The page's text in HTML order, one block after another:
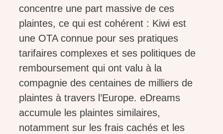
concentre une part massive de ces
plaintes, ce qui est cohérent : Kiwi est
une OTA connue pour ses pratiques
tarifaires complexes et ses politiques de
remboursement qui ont valu à la
compagnie des centaines de milliers de
plaintes à travers l’Europe. eDreams
accumule les plaintes similaires,
notamment sur les frais cachés et les